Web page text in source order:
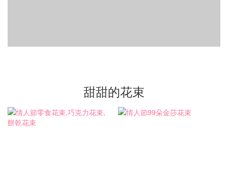
甜甜的花束